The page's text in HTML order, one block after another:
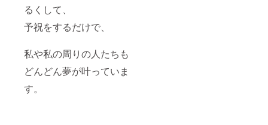
るくして、
予祝をするだけで、
私や私の周りの人たちも
どんどん夢が叶っていま
す。